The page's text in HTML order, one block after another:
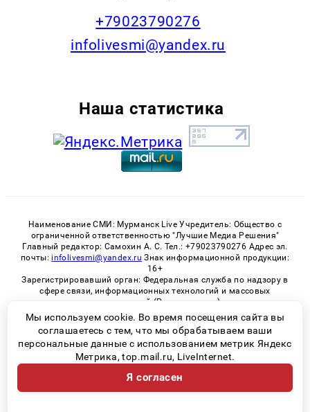
+79023790276
infolivesmi@yandex.ru
Наша статистика
Наименование СМИ: Мурманск Live Учредитель: Общество с
ограниченной ответственностью "Лучшие Медиа Решения"
Главный редактор: Самохин А. С. Тел.: +79023790276 Адрес эл.
почты: infolivesmi@yandex.ru Знак информационной продукции:
16+
Зарегистрировавший орган: Федеральная служба по надзору в
сфере связи, информационных технологий и массовых
коммуникаций (Роскомнадзор)
Регистрационный номер СМИ ЭЛ № ФС 77 - 82534 от 21.01.2022
© 2026 «Murmansk-live» | Все права защищены
Возрастная категория сайта 16+
Политика конфиденциальности
Мы используем cookie. Во время посещения сайта вы
соглашаетесь с тем, что мы обрабатываем ваши
персональные данные с использованием метрик Яндекс
Метрика, top.mail.ru, LiveInternet.
Я согласен